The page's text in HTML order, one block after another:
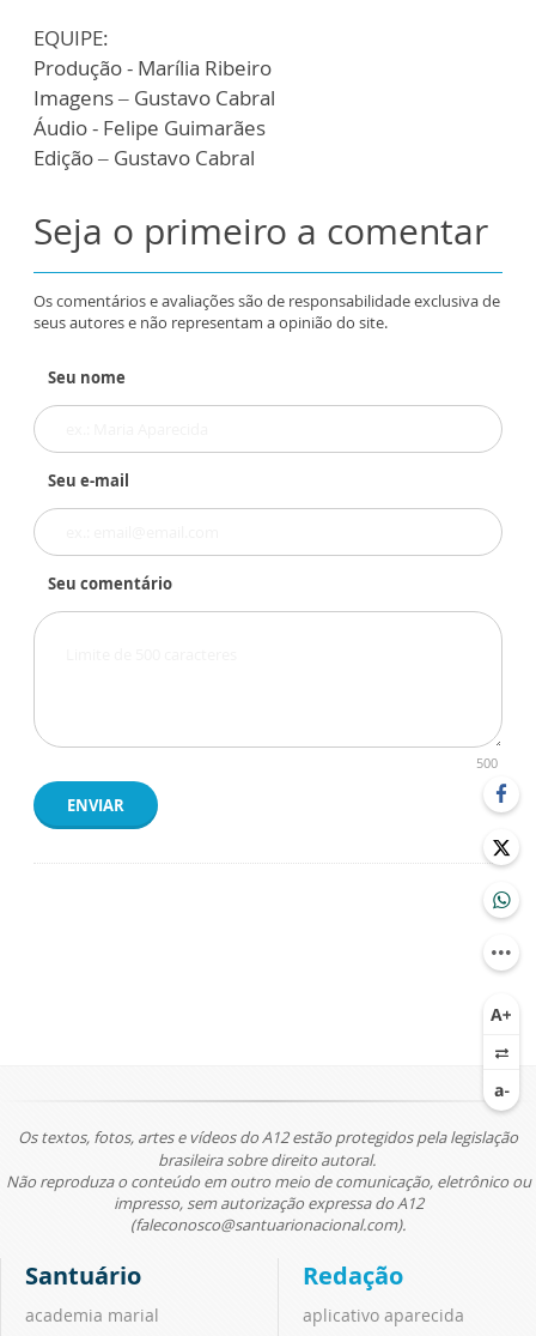
EQUIPE:
Produção - Marília Ribeiro
Imagens – Gustavo Cabral
Áudio - Felipe Guimarães
Edição – Gustavo Cabral
Seja o primeiro a comentar
Os comentários e avaliações são de responsabilidade exclusiva de
seus autores e não representam a opinião do site.
Seu nome
Seu e-mail
Seu comentário
500
ENVIAR
Os textos, fotos, artes e vídeos do A12 estão protegidos pela legislação
brasileira sobre direito autoral.
Não reproduza o conteúdo em outro meio de comunicação, eletrônico ou
impresso, sem autorização expressa do A12
(faleconosco@santuarionacional.com).
Santuário
academia marial
Redação
aplicativo aparecida